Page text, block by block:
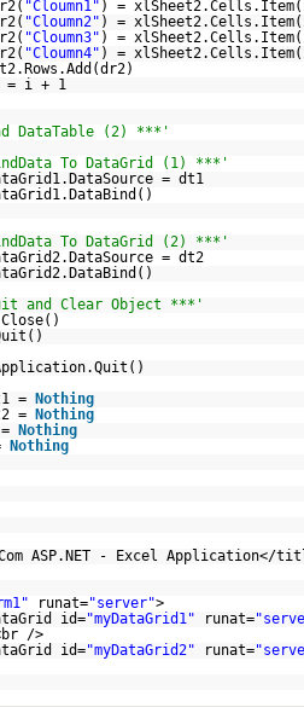
"Cloumn1" ) =
"Cloumn2" ) =
"Cloumn3" ) =
"Cloumn4" ) =
= i + 1
DataTable (2) ***'
To DataGrid (1) ***'
= dt1
To DataGrid (2) ***'
= dt2
and Clear Object ***'
=
Nothing
=
Nothing
Nothing
Nothing
ASP.NET - Excel Application</
runat="server">
id="myDataGrid1" runat=
/>
id="myDataGrid2" runat=